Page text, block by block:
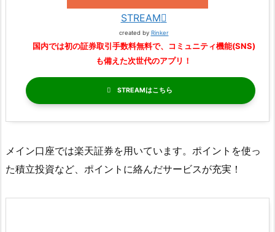
STREAM
created by Rinker
国内では初の証券取引手数料無料で、コミュニティ機能(SNS)
も備えた次世代のアプリ！
STREAM
メイン口座では楽天証券を用いています。ポイントを使っ
た積立投資など、ポイントに絡んだサービスが充実！